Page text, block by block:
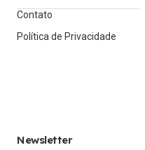
Contato
Política de Privacidade
Newsletter